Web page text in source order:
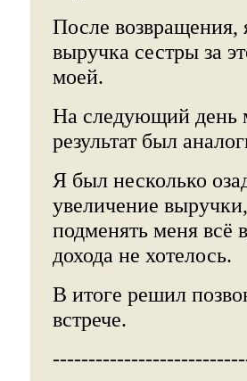
После возвращения,
выручка сестры за
моей.
На следующий день
результат был
Я был несколько
увеличение
подменять меня всё
дохода не хотелось.
В итоге решил
встрече.